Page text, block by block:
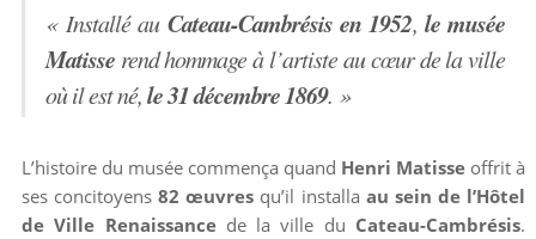
« Installé au Cateau-Cambrésis en 1952, le musée
Matisserend hommage à l’artiste au cœur de la ville
où il est né,le 31 décembre 1869. »
L’histoire du musée commença quand Henri Matisse offrit à
ses concitoyens 82 œuvres qu’il installa au sein de l’Hôtel
de Ville Renaissancede la ville du Cateau-Cambrésis.